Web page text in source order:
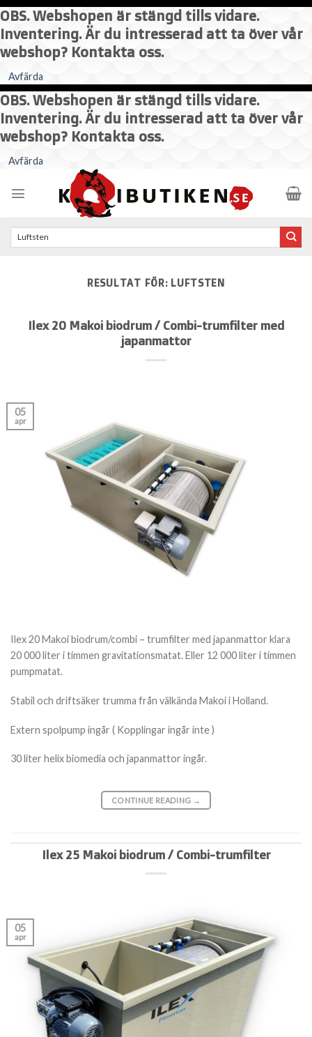
OBS. Webshopen är stängd tills vidare.
Inventering. Är du intresserad att ta över vår
webshop? Kontakta oss.
Avfärda
OBS. Webshopen är stängd tills vidare.
Inventering. Är du intresserad att ta över vår
webshop? Kontakta oss.
Avfärda
content
RESULTAT FÖR: LUFTSTEN
Ilex 20 Makoi biodrum / Combi-trumfilter med
japanmattor
05
apr
Ilex 20 Makoi biodrum/combi – trumfilter med japanmattor klara
20 000 liter i timmen gravitationsmatat. Eller 12 000 liter i timmen
pumpmatat.
Stabil och driftsäker trumma från välkända Makoi i Holland.
Extern spolpump ingår ( Kopplingar ingår inte )
30 liter helix biomedia och japanmattor ingår.
CONTINUE READING →
Ilex 25 Makoi biodrum / Combi-trumfilter
05
apr